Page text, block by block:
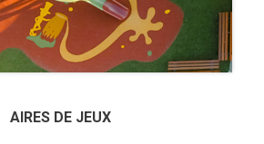
AIRES DE JEUX